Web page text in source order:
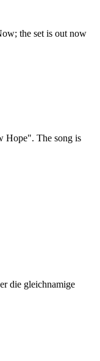
the set is out now
Hope". The song is
die gleichnamige